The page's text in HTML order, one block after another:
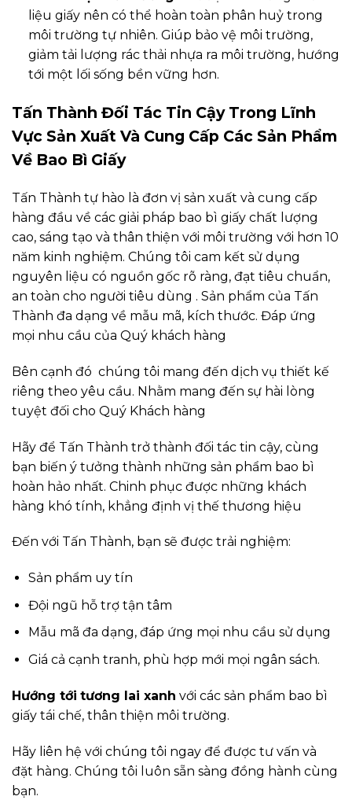
liệu giấy nên có thể hoàn toàn phân huỷ trong
môi trường tự nhiên. Giúp bảo vệ môi trường,
giảm tải lượng rác thải nhựa ra môi trường, hướng
tới một lối sống bền vững hơn.
Tấn Thành Đối Tác Tin Cậy Trong Lĩnh
Vực Sản Xuất Và Cung Cấp Các Sản Phẩm
Về Bao Bì Giấy
Tấn Thành tự hào là đơn vị sản xuất và cung cấp
hàng đầu về các giải pháp bao bì giấy chất lượng
cao, sáng tạo và thân thiện với môi trường với hơn 10
năm kinh nghiệm. Chúng tôi cam kết sử dụng
nguyên liệu có nguồn gốc rõ ràng, đạt tiêu chuẩn,
an toàn cho người tiêu dùng . Sản phẩm của Tấn
Thành đa dạng về mẫu mã, kích thước. Đáp ứng
mọi nhu cầu của Quý khách hàng
Bên cạnh đó chúng tôi mang đến dịch vụ thiết kế
riêng theo yêu cầu. Nhằm mang đến sự hài lòng
tuyệt đối cho Quý Khách hàng
Hãy để Tấn Thành trở thành đối tác tin cậy, cùng
bạn biến ý tưởng thành những sản phẩm bao bì
hoàn hảo nhất. Chinh phục được những khách
hàng khó tính, khẳng định vị thế thương hiệu
Đến với Tấn Thành, bạn sẽ được trải nghiệm:
Sản phẩm uy tín
Đội ngũ hỗ trợ tận tâm
Mẫu mã đa dạng, đáp ứng mọi nhu cầu sử dụng
Giá cả cạnh tranh, phù hợp mới mọi ngân sách.
Hướng tới tương lai xanh với các sản phẩm bao bì
giấy tái chế, thân thiện môi trường.
Hãy liên hệ với chúng tôi ngay để được tư vấn và
đặt hàng. Chúng tôi luôn sẵn sàng đồng hành cùng
bạn.